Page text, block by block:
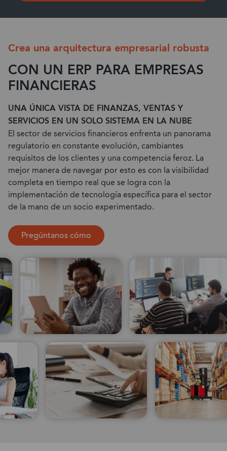
Crea una arquitectura empresarial robusta
CON UN ERP PARA EMPRESAS
FINANCIERAS
UNA ÚNICA VISTA DE FINANZAS, VENTAS Y
SERVICIOS EN UN SOLO SISTEMA EN LA NUBE
El sector de servicios financieros enfrenta un panorama
regulatorio en constante evolución, cambiantes
requisitos de los clientes y una competencia feroz. La
mejor manera de navegar por esto es con la visibilidad
completa en tiempo real que se logra con la
implementación de tecnología específica para el sector
de la mano de un socio experimentado.
Pregúntanos cómo